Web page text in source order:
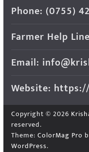
Phone: (0755)
Farmer Help
Email:
Website:
Copyright © 2026
reserved.
Theme: ColorMag Pro
WordPress.